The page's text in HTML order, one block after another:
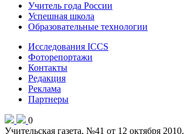
Учитель года России
Успешная школа
Образовательные технологии
Исследования ICCS
Фоторепортажи
Контакты
Редакция
Реклама
Партнеры
0
Учительская газета, №41 от 12 октября 2010.